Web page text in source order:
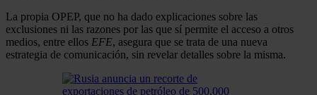
La propia OPEP, que no ha dado explicaciones sobre las
exclusiones ni las razones por las que sí permite el acceso a otros
medios, entre ellos EFE, asegura que se trata de una nueva
estrategia de comunicación, sin revelar detalles sobre la misma.